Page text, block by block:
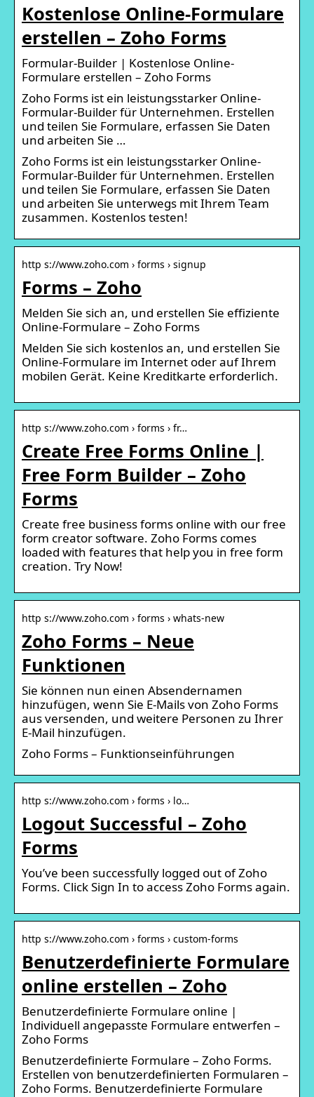
Kostenlose Online-Formulare
erstellen – Zoho Forms
Formular-Builder | Kostenlose Online-
Formulare erstellen – Zoho Forms
Zoho Forms ist ein leistungsstarker Online-
Formular-Builder für Unternehmen. Erstellen
und teilen Sie Formulare, erfassen Sie Daten
und arbeiten Sie …
Zoho Forms ist ein leistungsstarker Online-
Formular-Builder für Unternehmen. Erstellen
und teilen Sie Formulare, erfassen Sie Daten
und arbeiten Sie unterwegs mit Ihrem Team
zusammen. Kostenlos testen!
http s://www.zoho.com › forms › signup
Forms – Zoho
Melden Sie sich an, und erstellen Sie effiziente
Online-Formulare – Zoho Forms
Melden Sie sich kostenlos an, und erstellen Sie
Online-Formulare im Internet oder auf Ihrem
mobilen Gerät. Keine Kreditkarte erforderlich.
http s://www.zoho.com › forms › fr…
Create Free Forms Online |
Free Form Builder – Zoho
Forms
Create free business forms online with our free
form creator software. Zoho Forms comes
loaded with features that help you in free form
creation. Try Now!
http s://www.zoho.com › forms › whats-new
Zoho Forms – Neue
Funktionen
Sie können nun einen Absendernamen
hinzufügen, wenn Sie E-Mails von Zoho Forms
aus versenden, und weitere Personen zu Ihrer
E-Mail hinzufügen.
Zoho Forms – Funktionseinführungen
http s://www.zoho.com › forms › lo…
Logout Successful – Zoho
Forms
You’ve been successfully logged out of Zoho
Forms. Click Sign In to access Zoho Forms again.
http s://www.zoho.com › forms › custom-forms
Benutzerdefinierte Formulare
online erstellen – Zoho
Benutzerdefinierte Formulare online |
Individuell angepasste Formulare entwerfen –
Zoho Forms
Benutzerdefinierte Formulare – Zoho Forms.
Erstellen von benutzerdefinierten Formularen –
Zoho Forms. Benutzerdefinierte Formulare